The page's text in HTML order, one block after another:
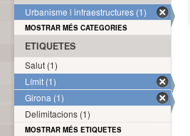
Urbanisme i infraestructures (1)
MOSTRAR MÉS CATEGORIES
ETIQUETES
Salut (1)
Límit (1)
Girona (1)
Delimitacions (1)
MOSTRAR MÉS ETIQUETES